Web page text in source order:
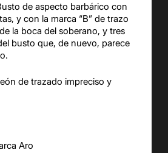
de aspecto barbárico con
y con la marca “B” de trazo
la boca del soberano, y tres
busto que, de nuevo, parece
de trazado impreciso y
Aro